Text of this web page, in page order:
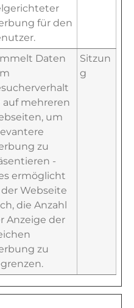
für den
Daten
auf mehreren
um
zu
-
ermöglicht
der Webseite
die Anzahl
Anzeige der
zu
Sitzun
g